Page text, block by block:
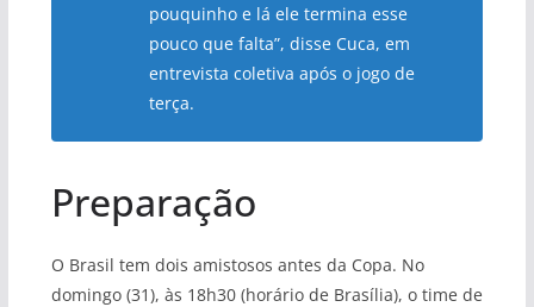
pouquinho e lá ele termina esse
pouco que falta”, disse Cuca, em
entrevista coletiva após o jogo de
terça.
Preparação
O Brasil tem dois amistosos antes da Copa. No
domingo (31), às 18h30 (horário de Brasília), o time de